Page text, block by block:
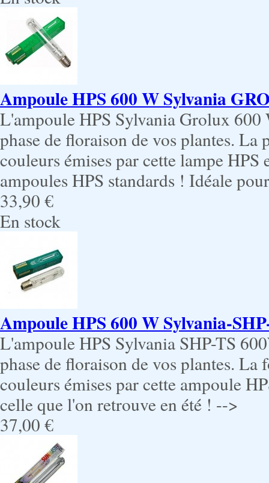
Ampoule HPS 600 W Sylvania
L'ampoule HPS Sylvania Grolux 600
phase de floraison de vos plantes.
couleurs émises par cette lampe
ampoules HPS standards ! Idéale
33,90 €
En stock
Ampoule HPS 600 W Sylvania-
L'ampoule HPS Sylvania SHP-TS
phase de floraison de vos plantes.
couleurs émises par cette ampoule
celle que l'on retrouve en été ! -->
37,00 €